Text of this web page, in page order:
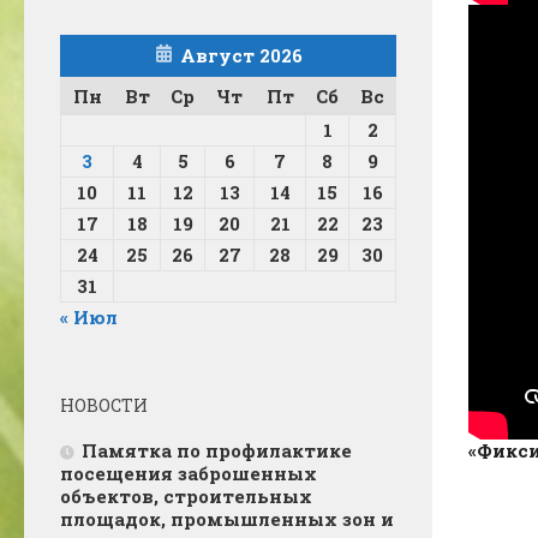
Август 2026
Пн
Вт Ср Чт Пт Сб
Вс
1
2
3
4 5 6 7 8
9
10
11 12 13 14 15
16
17
18 19 20 21 22
23
24
25 26 27 28 29
30
31
« Июл
НОВОСТИ
Памятка по профилактике
посещения заброшенных
объектов, строительных
площадок, промышленных зон и